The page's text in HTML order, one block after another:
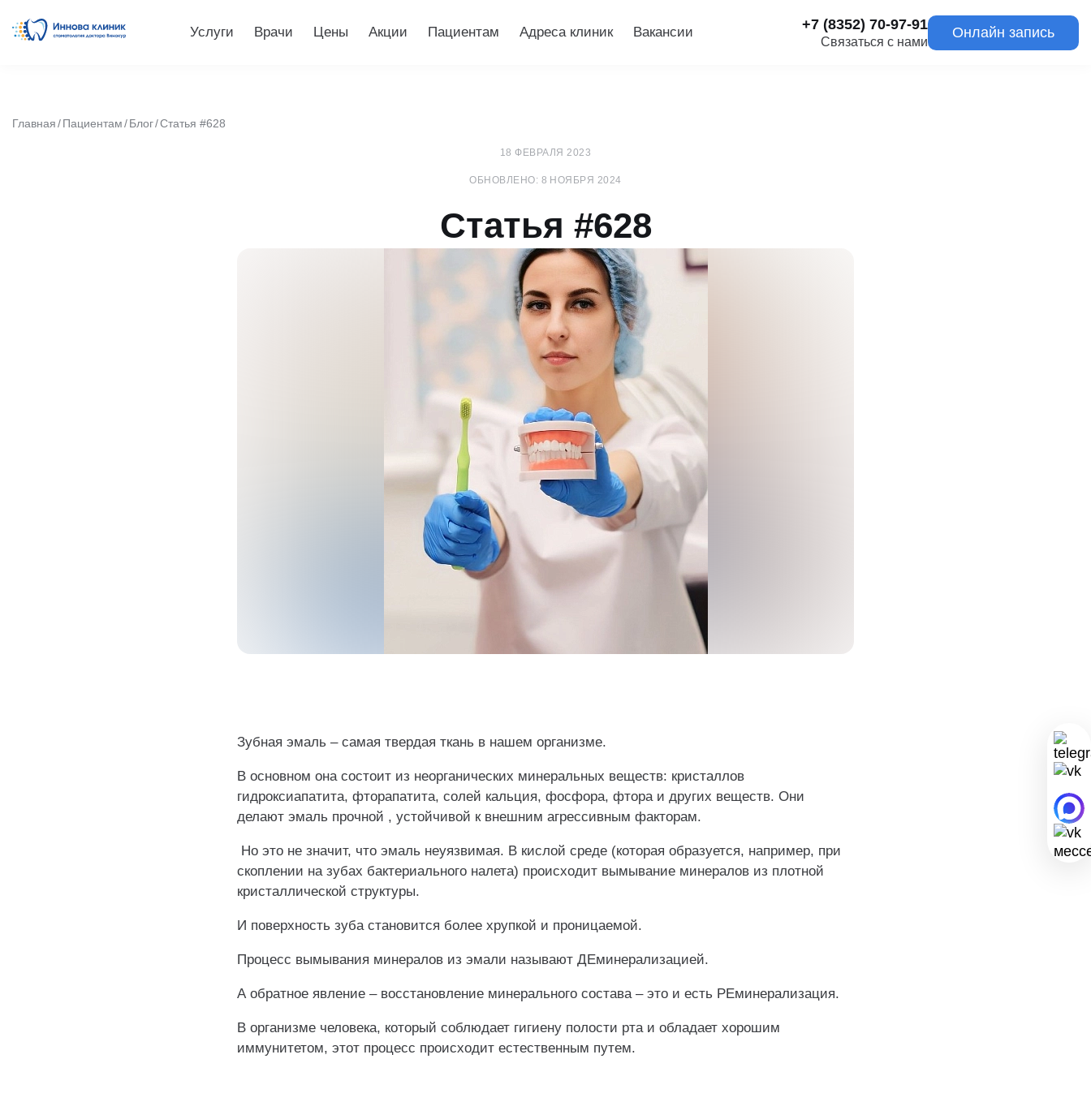
Услуги Врачи Цены Акции Пациентам Адреса клиник Вакансии +7 (8352) 70-97-91
Связаться с нами
Онлайн запись
Главная Пациентам Блог Статья #628
18 ФЕВРАЛЯ 2023
ОБНОВЛЕНО: 8 НОЯБРЯ 2024
Статья #628
Зубная эмаль – самая твердая ткань в нашем организме.
В основном она состоит из неорганических минеральных веществ: кристаллов
гидроксиапатита, фторапатита, солей кальция, фосфора, фтора и других веществ. Они
делают эмаль прочной , устойчивой к внешним агрессивным факторам.
Но это не значит, что эмаль неуязвимая. В кислой среде (которая образуется, например, при
скоплении на зубах бактериального налета) происходит вымывание минералов из плотной
кристаллической структуры.
И поверхность зуба становится более хрупкой и проницаемой.
Процесс вымывания минералов из эмали называют ДЕминерализацией.
А обратное явление – восстановление минерального состава – это и есть РЕминерализация.
В организме человека, который соблюдает гигиену полости рта и обладает хорошим
иммунитетом, этот процесс происходит естественным путем.